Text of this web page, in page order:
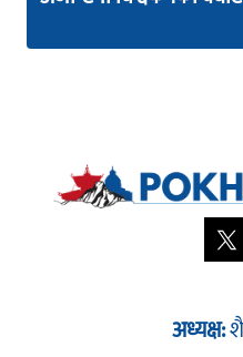
अध्यक्ष: